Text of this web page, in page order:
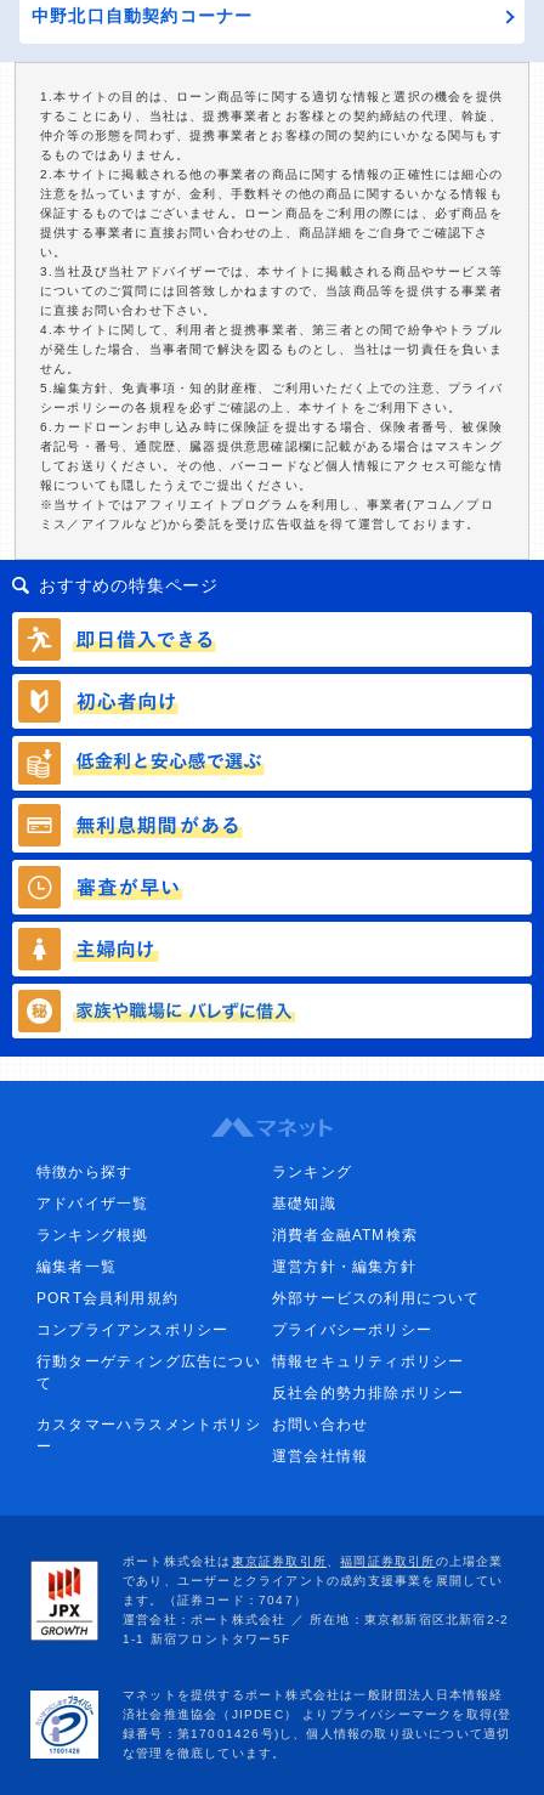
中野北口自動契約コーナー
1.本サイトの目的は、ローン商品等に関する適切な情報と選択の機会を提供
することにあり、当社は、提携事業者とお客様との契約締結の代理、斡旋、
仲介等の形態を問わず、提携事業者とお客様の間の契約にいかなる関与もす
るものではありません。
2.本サイトに掲載される他の事業者の商品に関する情報の正確性には細心の
注意を払っていますが、金利、手数料その他の商品に関するいかなる情報も
保証するものではございません。ローン商品をご利用の際には、必ず商品を
提供する事業者に直接お問い合わせの上、商品詳細をご自身でご確認下さ
い。
3.当社及び当社アドバイザーでは、本サイトに掲載される商品やサービス等
についてのご質問には回答致しかねますので、当該商品等を提供する事業者
に直接お問い合わせ下さい。
4.本サイトに関して、利用者と提携事業者、第三者との間で紛争やトラブル
が発生した場合、当事者間で解決を図るものとし、当社は一切責任を負いま
せん。
5.編集方針、免責事項・知的財産権、ご利用いただく上での注意、プライバ
シーポリシーの各規程を必ずご確認の上、本サイトをご利用下さい。
6.カードローンお申し込み時に保険証を提出する場合、保険者番号、被保険
者記号・番号、通院歴、臓器提供意思確認欄に記載がある場合はマスキング
してお送りください。その他、バーコードなど個人情報にアクセス可能な情
報についても隠したうえでご提出ください。
※当サイトではアフィリエイトプログラムを利用し、事業者(アコム／プロ
ミス／アイフルなど)から委託を受け広告収益を得て運営しております。
おすすめの特集ページ
特徴から探す
ランキング
アドバイザ一覧
基礎知識
ランキング根拠
消費者金融ATM検索
編集者一覧
運営方針・編集方針
PORT会員利用規約
外部サービスの利用について
コンプライアンスポリシー
プライバシーポリシー
行動ターゲティング広告につい
て
情報セキュリティポリシー
反社会的勢力排除ポリシー
カスタマーハラスメントポリシ
ー
お問い合わせ
運営会社情報